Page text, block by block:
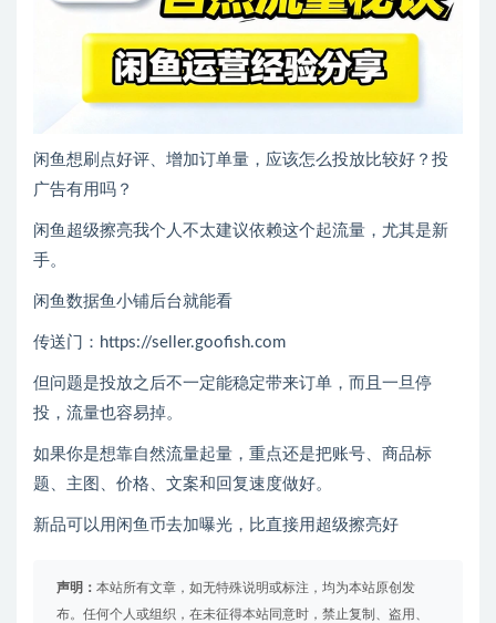
闲鱼想刷点好评、增加订单量，应该怎么投放比较好？投
广告有用吗？
闲鱼超级擦亮我个人不太建议依赖这个起流量，尤其是新
手。
闲鱼数据鱼小铺后台就能看
传送门：https://seller.goofish.com
但问题是投放之后不一定能稳定带来订单，而且一旦停
投，流量也容易掉。
如果你是想靠自然流量起量，重点还是把账号、商品标
题、主图、价格、文案和回复速度做好。
新品可以用闲鱼币去加曝光，比直接用超级擦亮好
声明： 本站所有文章，如无特殊说明或标注，均为本站原创发
布。任何个人或组织，在未征得本站同意时，禁止复制、盗用、